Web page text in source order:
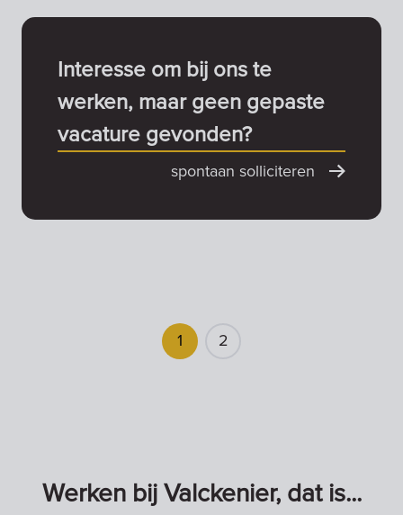
Interesse om bij ons te
werken, maar geen gepaste
vacature gevonden?
spontaan solliciteren
1 2
Werken bij Valckenier, dat is...